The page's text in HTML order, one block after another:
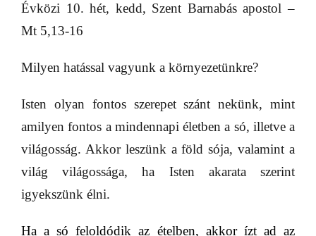
Évközi 10. hét, kedd, Szent Barnabás apostol –
Mt 5,13-16
Milyen hatással vagyunk a környezetünkre?
Isten olyan fontos szerepet szánt nekünk, mint
amilyen fontos a mindennapi életben a só, illetve a
világosság. Akkor leszünk a föld sója, valamint a
világ világossága, ha Isten akarata szerint
igyekszünk élni.
Ha a só feloldódik az ételben, akkor ízt ad az